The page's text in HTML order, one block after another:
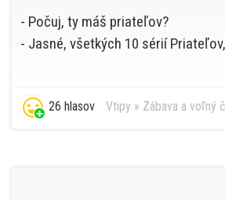
- Počuj, ty máš priateľov?
- Jasné, všetkých 10 sérií
26 hlasov Vtipy » Zábava a voľný